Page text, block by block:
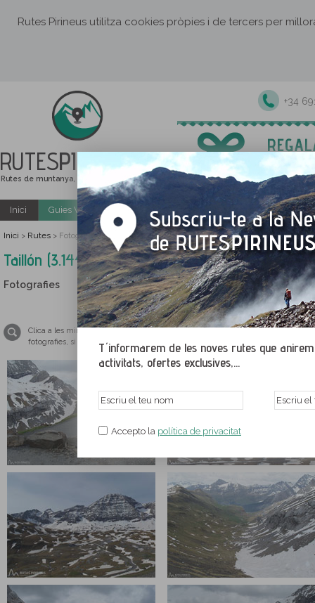
Rutes Pirineus utilitza cookies pròpies i de tercers per
RUTESPIRINEUS
Rutes de muntanya, senderisme i excursions
+34
T´informarem de les noves rutes que
activitats, ofertes exclusives,...
Accepto la política de privacitat
Inici Guies Web i PDF gratuïtes Excursions i activitats
Inici > Rutes > Fotografies Taillón (3.144m) per la Bretxa de Rotllan
Taillón (3.144m) per la Bretxa de Rotllan
Fotografies
Clica a les miniatures per ampliar les imatges i veure-les a tamany pantalla
fotografies, si us plau, tingues el teu navegador web actualitzat amb una de